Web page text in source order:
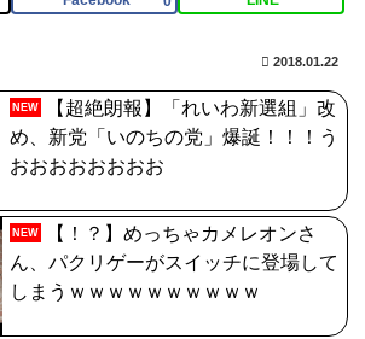
イズ「英霊剣豪七番勝負」【第47話】
六）と先読み【第48話】決着 配信!!
んなのが普通に走ってるｗｗｗｗｗｗ
んは保険に使えたのかね実際
2018.01.22
NEW
【超絶朗報】「れいわ新選組」改
め、新党「いのちの党」爆誕！！！う
おおおおおおおお
NEW
【！？】めっちゃカメレオンさ
ん、パクリゲーがスイッチに登場して
しまうｗｗｗｗｗｗｗｗｗｗ